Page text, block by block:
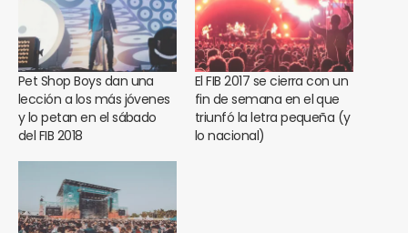
Pet Shop Boys dan una
lección a los más jóvenes
y lo petan en el sábado
del FIB 2018
El FIB 2017 se cierra con un
fin de semana en el que
triunfó la letra pequeña (y
lo nacional)